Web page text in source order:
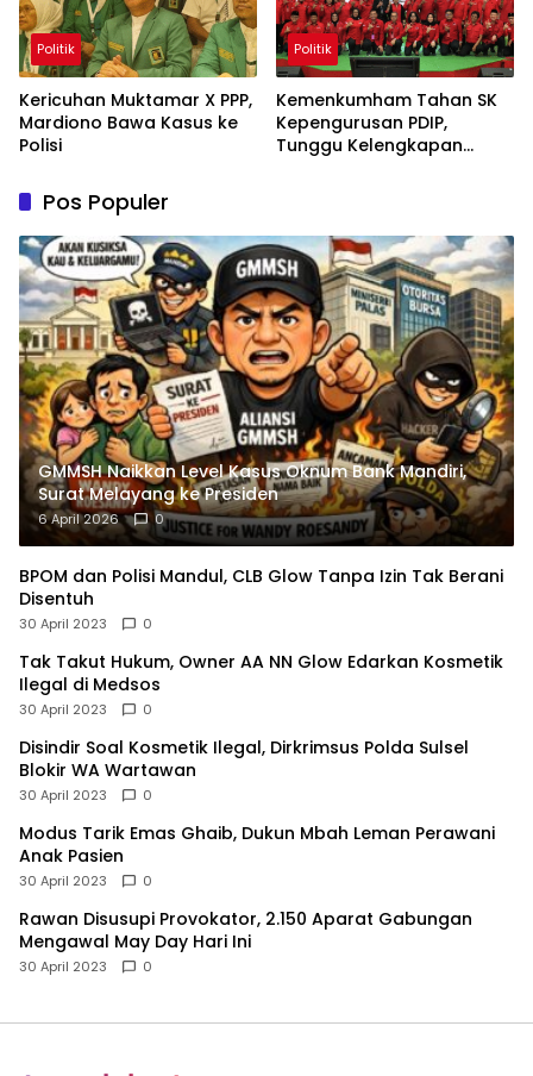
Politik
Kericuhan Muktamar X PPP,
Mardiono Bawa Kasus ke
Polisi
Politik
Kemenkumham Tahan SK
Kepengurusan PDIP,
Tunggu Kelengkapan
Pos Populer
GMMSH Naikkan Level Kasus Oknum Bank Mandiri,
Surat Melayang ke Presiden
6 April 2026 0
BPOM dan Polisi Mandul, CLB Glow Tanpa Izin Tak Berani
Disentuh
30 April 2023 0
Tak Takut Hukum, Owner AA NN Glow Edarkan Kosmetik
Ilegal di Medsos
30 April 2023 0
Disindir Soal Kosmetik Ilegal, Dirkrimsus Polda Sulsel
Blokir WA Wartawan
30 April 2023 0
Modus Tarik Emas Ghaib, Dukun Mbah Leman Perawani
Anak Pasien
30 April 2023 0
Rawan Disusupi Provokator, 2.150 Aparat Gabungan
Mengawal May Day Hari Ini
30 April 2023 0